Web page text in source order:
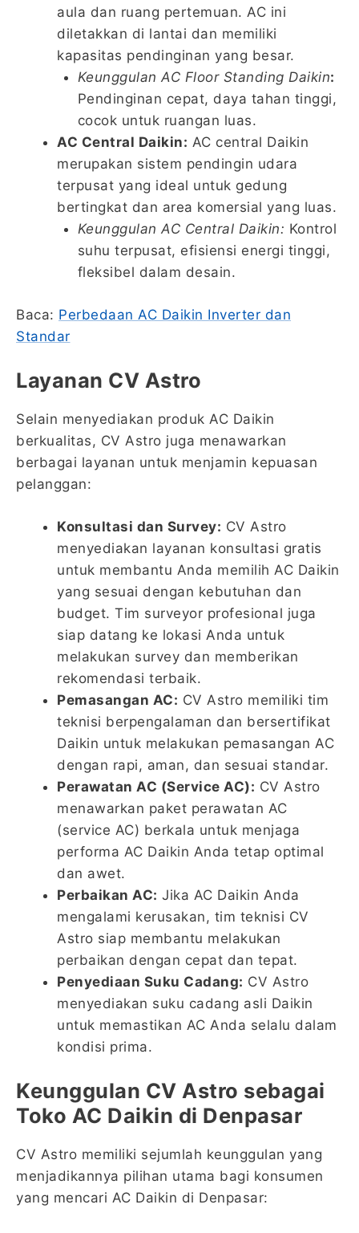
aula dan ruang pertemuan. AC ini
diletakkan di lantai dan memiliki
kapasitas pendinginan yang besar.
Keunggulan AC Floor Standing Daikin:
Pendinginan cepat, daya tahan tinggi,
cocok untuk ruangan luas.
AC Central Daikin: AC central Daikin
merupakan sistem pendingin udara
terpusat yang ideal untuk gedung
bertingkat dan area komersial yang luas.
Keunggulan AC Central Daikin: Kontrol
suhu terpusat, efisiensi energi tinggi,
fleksibel dalam desain.
Baca: Perbedaan AC Daikin Inverter dan
Standar
Layanan CV Astro
Selain menyediakan produk AC Daikin
berkualitas, CV Astro juga menawarkan
berbagai layanan untuk menjamin kepuasan
pelanggan:
Konsultasi dan Survey: CV Astro
menyediakan layanan konsultasi gratis
untuk membantu Anda memilih AC Daikin
yang sesuai dengan kebutuhan dan
budget. Tim surveyor profesional juga
siap datang ke lokasi Anda untuk
melakukan survey dan memberikan
rekomendasi terbaik.
Pemasangan AC: CV Astro memiliki tim
teknisi berpengalaman dan bersertifikat
Daikin untuk melakukan pemasangan AC
dengan rapi, aman, dan sesuai standar.
Perawatan AC (Service AC): CV Astro
menawarkan paket perawatan AC
(service AC) berkala untuk menjaga
performa AC Daikin Anda tetap optimal
dan awet.
Perbaikan AC: Jika AC Daikin Anda
mengalami kerusakan, tim teknisi CV
Astro siap membantu melakukan
perbaikan dengan cepat dan tepat.
Penyediaan Suku Cadang: CV Astro
menyediakan suku cadang asli Daikin
untuk memastikan AC Anda selalu dalam
kondisi prima.
Keunggulan CV Astro sebagai
Toko AC Daikin di Denpasar
CV Astro memiliki sejumlah keunggulan yang
menjadikannya pilihan utama bagi konsumen
yang mencari AC Daikin di Denpasar: